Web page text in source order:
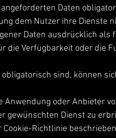
Daten
dem Nutzer ihre Dienste
Daten ausdrücklich als
die Verfügbarkeit oder die
sind, können
Anwendung oder Anbieter
gewünschten Dienst zu
Richtlinie